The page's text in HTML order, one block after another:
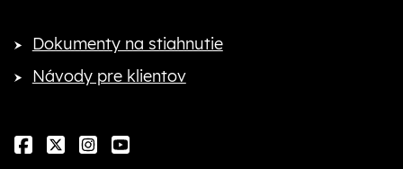
Dokumenty na stiahnutie
Návody pre klientov